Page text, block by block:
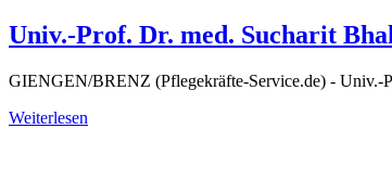
Univ.-Prof. Dr. med. Sucharit
GIENGEN/BRENZ (Pflegekräfte-Service.de) - Univ.-
Weiterlesen